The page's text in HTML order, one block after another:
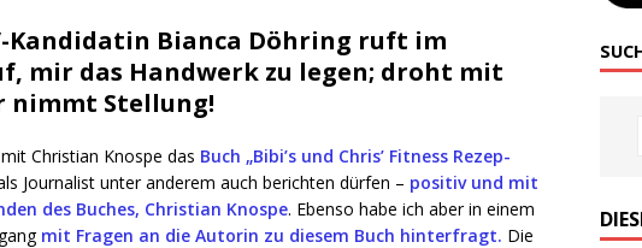
Kandidatin Bianca Döhring ruft im
mir das Handwerk zu legen; droht mit
nimmt Stellung!
Chris­ti­an Knos­pe das Buch „Bibi’s und Chris’ Fit­ness Rezep­
Jour­na­list unter ande­rem auch berich­ten dür­fen – posi­tiv und mit
des Buches, Chris­ti­an Knos­pe. Eben­so habe ich aber in einem
mit Fra­gen an die Autorin zu die­sem Buch hin­ter­fragt. Die